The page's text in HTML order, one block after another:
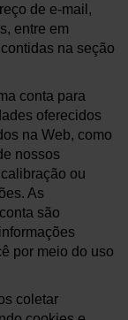
de e-mail,
entre em
na seção
conta para
oferecidos
na Web, como
nossos
ou
As
são
por meio do uso
coletar